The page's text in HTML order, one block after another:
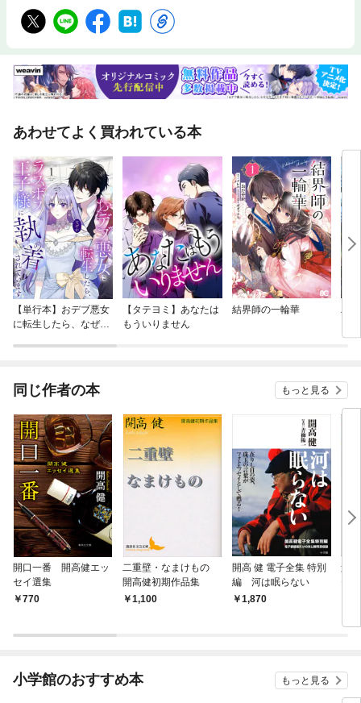
あわせてよく買われている本
【単行本】おデブ悪女
に転生したら、なぜか
【タテヨミ】あなたは
もういりません
結界師の一輪華
バ
今
同じ作者の本 もっと見る
開口一番 開高健エッ
セイ選集
770
二重壁・なまけもの
開高健初期作品集
1,100
開高 健 電子全集 特別
編 河は眠らない
1,870
魚
セ
小学館のおすすめ本 もっと見る